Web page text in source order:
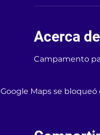
Acerca
Campamento
Google Maps se